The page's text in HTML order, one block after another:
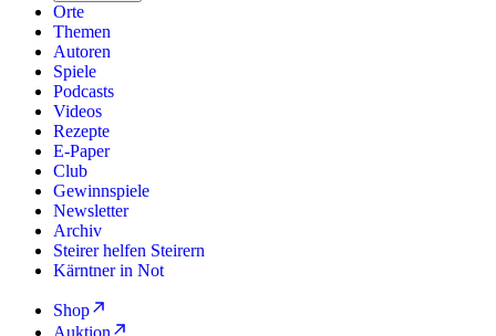
Orte
Themen
Autoren
Spiele
Podcasts
Videos
Rezepte
E-Paper
Club
Gewinnspiele
Newsletter
Archiv
Steirer helfen Steirern
Kärntner in Not
Shop
Auktion